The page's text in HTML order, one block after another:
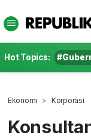
Hot Topics:
Ekonomi Korporasi